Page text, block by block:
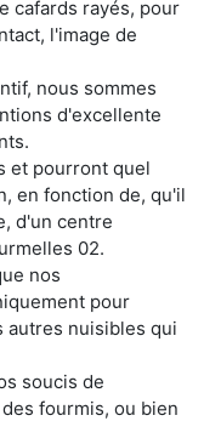
cafards rayés, pour
l'image de
nous sommes
d'excellente
et pourront quel
en fonction de, qu'il
d'un centre
02.
nos
pour
autres nuisibles qui
soucis de
fourmis, ou bien